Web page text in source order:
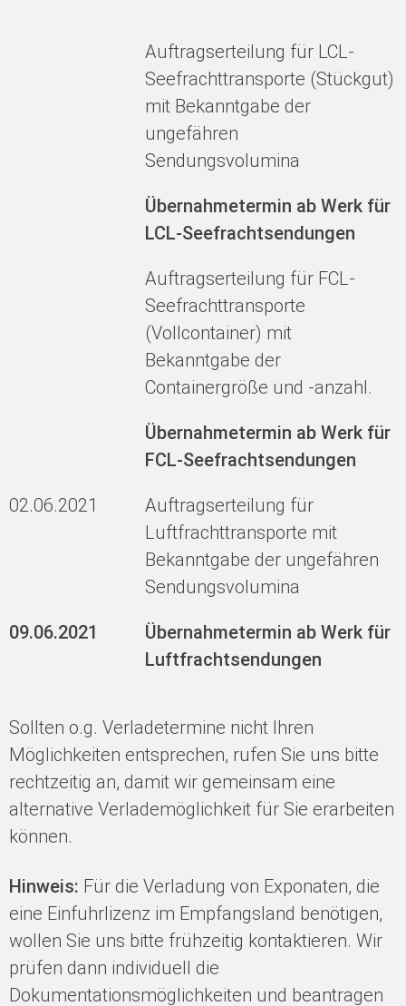
Auftragserteilung für LCL-
Seefrachttransporte (Stückgut)
mit Bekanntgabe der
ungefähren
Sendungsvolumina
Übernahmetermin ab Werk für
LCL-Seefrachtsendungen
Auftragserteilung für FCL-
Seefrachttransporte
(Vollcontainer) mit
Bekanntgabe der
Containergröße und -anzahl.
Übernahmetermin ab Werk für
FCL-Seefrachtsendungen
02.06.2021
Auftragserteilung für
Luftfrachttransporte mit
Bekanntgabe der ungefähren
Sendungsvolumina
09.06.2021
Übernahmetermin ab Werk für
Luftfrachtsendungen
Sollten o.g. Verladetermine nicht Ihren
Möglichkeiten entsprechen, rufen Sie uns bitte
rechtzeitig an, damit wir gemeinsam eine
alternative Verlademöglichkeit für Sie erarbeiten
können.
Hinweis: Für die Verladung von Exponaten, die
eine Einfuhrlizenz im Empfangsland benötigen,
wollen Sie uns bitte frühzeitig kontaktieren. Wir
prüfen dann individuell die
Dokumentationsmöglichkeiten und beantragen